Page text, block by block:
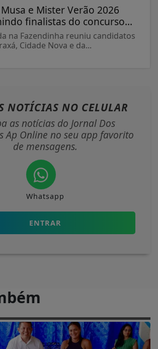
e Mister Verão 2026
finalistas do concurso...
na Fazendinha reuniu candidatos
Cidade Nova e da...
NOTÍCIAS NO CELULAR
as notícias do Jornal Dos
Ap Online no seu app favorito
de mensagens.
Whatsapp
ENTRAR